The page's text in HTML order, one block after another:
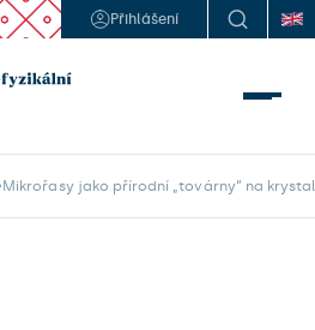
Přihlášení
Mikrořasy jako přírodní „továrny“ na